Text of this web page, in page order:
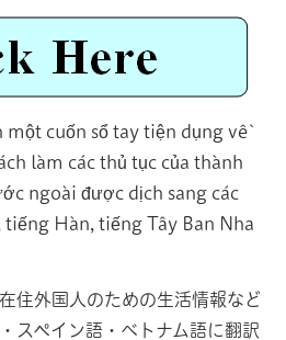
một cuốn sổ tay tiện dụng về
làm các thủ tục của thành
ngoài được dịch sang các
Hàn, tiếng Tây Ban Nha
住外国人のための生活情報など
スペイン語・ベトナム語に翻訳